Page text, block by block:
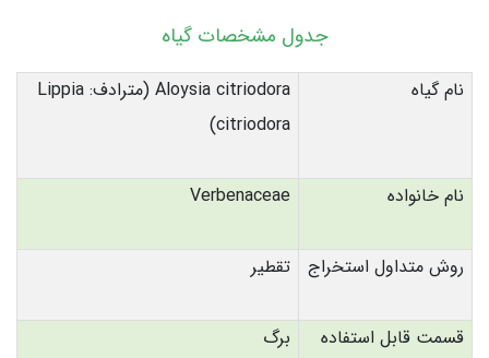
جدول مشخصات گیاه
نام گیاه
Aloysia citriodora (مترادف: Lippia
citriodora)
نام خانواده Verbenaceae
روش متداول استخراج تقطیر
قسمت قابل استفاده
برگ